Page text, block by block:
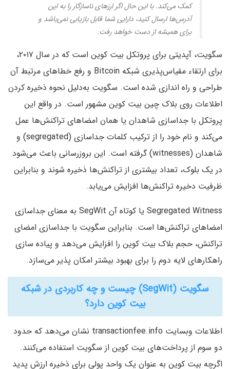
کمک می‌کند. با این حال اگر ارزهای ناسازگار را به این
آدرس‌ها ارسال کنید، دارایی شما قابل بازیابی نمی‌باشد و
برای همیشه از دست خواهد رفت.
سگویت، آپدیتی برای پروتکل بیت کوین است که در سال ۲۰۱۷،
برای ارتقاء مقیاس‌پذیری شبکه Bitcoin و رفع خطاهای مرتبط آن
طراحی و راه اندازی شده است. سگویت به‌دلیل نحوه ذخیره کردن
اطلاعات روی بلاک چین بیت کوین مشهور است. در واقع این
پروتکل با جداسازی شاهدان یا همان امضاهای تراکنش‌ها عمل
می‌کند و نام خود را از ترکیب کلمات جداسازی (segregated) و
شاهدان (witnesses) گرفته است. این بروزرسانی باعث می‌شود
در یک بلوک، تعداد بیشتری از تراکنش‌ها ذخیره شوند و بنابراین
ظرفیت دخیره تراکنش‌ها افزایش می‌یابد.
Segregated Witness یا کوتاه آن SegWit به معنای جداسازی
امضاهای تراکنش‌ها است. بنابراین سگویت با جداسازی امضای
تراکنش، حجم بلاک بیت کوین را افزایش می‌دهد و پیاده سازی
راهکارهای لایه دوم را برای بهبود بیشتر امکان پذیر می‌سازد.
سگویت (SegWit) چیست و چه کاربردی در شبکه
بیت کوین دارد؟
اطلاعات وبسایت transactionfee.info نشان می‌دهد که حدود
دو سوم از پرداخت‌های بیت کوین از سگویت استفاده می‌کنند.
اگرچه بیت کوین به عنوان یک واحد پولی برای ذخیره ارزش پدید